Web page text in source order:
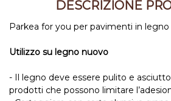
DESCRIZIONE
Parkea for you per pavimenti in legno
Utilizzo su legno nuovo
- Il legno deve essere pulito e
prodotti che possono limitare